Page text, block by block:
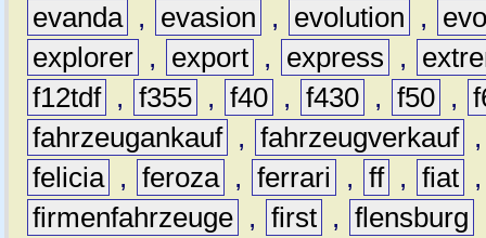
evanda , evasion , evolution ,
explorer , export , express ,
f12tdf , f355 , f40 , f430 , f50 ,
fahrzeugankauf , fahrzeugverkauf
felicia , feroza , ferrari , ff , fiat
firmenfahrzeuge , first , flensburg